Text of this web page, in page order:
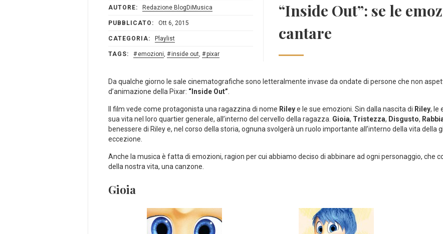
AUTORE: Redazione BlogDiMusica
PUBBLICATO: Ott 6, 2015
CATEGORIA: Playlist
TAGS: emozioni, inside out, pixar
“Inside Out”: se le
cantare
Da qualche giorno le sale cinematografiche sono letteralmente invase da ondate di persone che non
d’animazione della Pixar: “Inside Out”.
Il film vede come protagonista una ragazzina di nome Rileye le sue emozioni. Sin dalla nascita di Riley, le
sua vita nel loro quartier generale, all’interno del cervello della ragazza. Gioia, Tristezza, Disgusto,
benessere di Riley e, nel corso della storia, ognuna svolgerà un ruolo importante all’interno della vita della
eccezione.
Anche la musica è fatta di emozioni, ragion per cui abbiamo deciso di abbinare ad ogni personaggio, che
della nostra vita, una canzone.
Gioia